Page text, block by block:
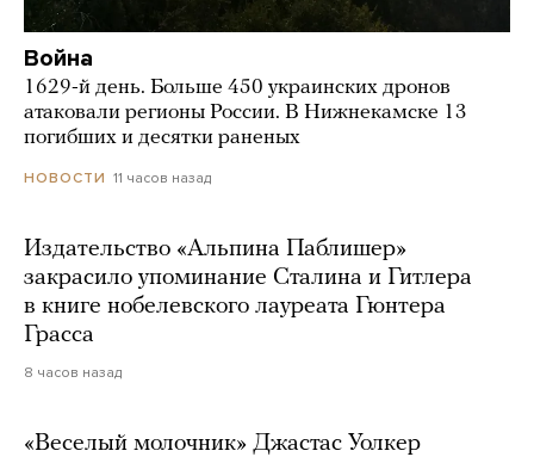
Война
1629-й день. Больше 450 украинских дронов
атаковали регионы России. В Нижнекамске 13
погибших и десятки раненых
НОВОСТИ 11 часов назад
Издательство «Альпина Паблишер»
закрасило упоминание Сталина и Гитлера
в книге нобелевского лауреата Гюнтера
Грасса
8 часов назад
«Веселый молочник» Джастас Уолкер